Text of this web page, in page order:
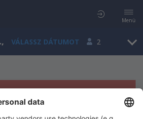
Menü
, VÁLASSZ DÁTUMOT 2